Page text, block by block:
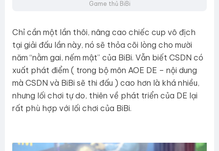
Game thủ BiBi
Chỉ cần một lần thôi, nâng cao chiếc cup vô địch
tại giải đấu lần này, nó sẽ thỏa cõi lòng cho mười
năm “nằm gai, nếm mật” của BiBi. Vẫn biết CSDN có
xuất phát điểm ( trong bộ môn AOE DE – nội dung
mà CSDN và BiBi sẽ thi đấu ) cao hơn là khá nhiều,
nhưng lối chơi tự do, thiên về phát triển của DE lại
rất phù hợp với lối chơi của BiBi.